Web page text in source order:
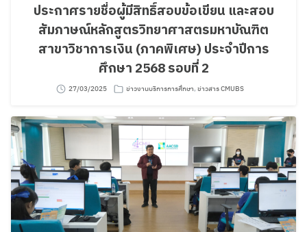
ประกาศรายชื่อผู้มีสิทธิ์สอบข้อเขียน และสอบ
สัมภาษณ์หลักสูตรวิทยาศาสตรมหาบัณฑิต
สาขาวิชาการเงิน (ภาคพิเศษ) ประจำปีการ
ศึกษา 2568 รอบที่ 2
27/03/2025 ข่าวงานบริการการศึกษา, ข่าวสาร CMUBS